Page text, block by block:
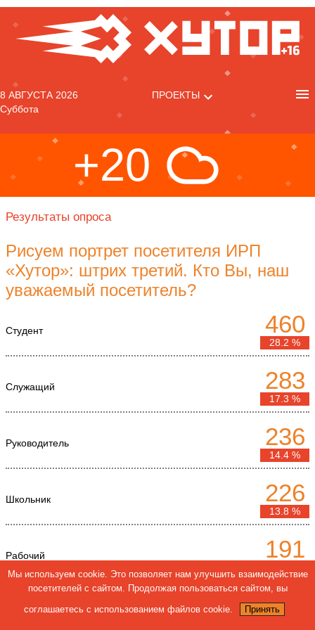
8 АВГУСТА 2026
Суббота
ПРОЕКТЫ
+20
Результаты опроса
Рисуем портрет посетителя ИРП
«Хутор»: штрих третий. Кто Вы, наш
уважаемый посетитель?
Студент 460
28.2 %
Служащий 283
17.3 %
Руководитель 236
14.4 %
Школьник 226
13.8 %
Рабочий 191
Другое 144
Мы используем cookie. Это позволяет нам улучшить взаимодействие
посетителей с сайтом. Продолжая пользоваться сайтом, вы
соглашаетесь с использованием файлов cookie.
Принять